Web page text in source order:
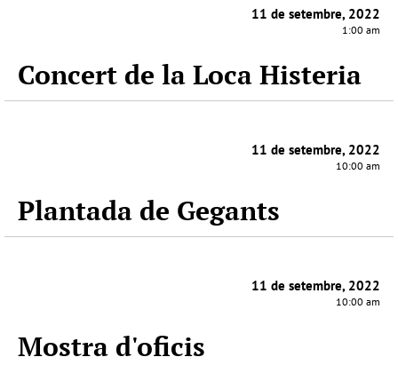
11 de setembre, 2022
1:00 am
Concert de la Loca Histeria
11 de setembre, 2022
10:00 am
Plantada de Gegants
11 de setembre, 2022
10:00 am
Mostra d'oficis